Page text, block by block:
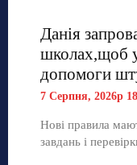
Данія
школах,щоб
допомоги
7 Серпня, 2026р
Нові правила
завдань і